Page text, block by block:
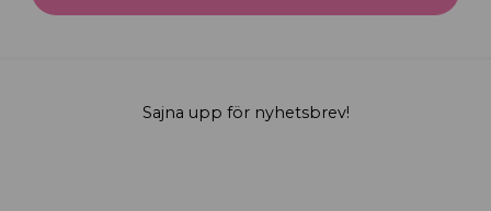
Sajna upp för nyhetsbrev!